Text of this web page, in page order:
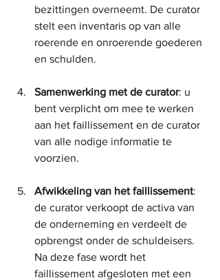
bezittingen overneemt. De curator
stelt een inventaris op van alle
roerende en onroerende goederen
en schulden.
Samenwerking met de curator: u
bent verplicht om mee te werken
aan het faillissement en de curator
van alle nodige informatie te
voorzien.
Afwikkeling van het faillissement:
de curator verkoopt de activa van
de onderneming en verdeelt de
opbrengst onder de schuldeisers.
Na deze fase wordt het
faillissement afgesloten met een